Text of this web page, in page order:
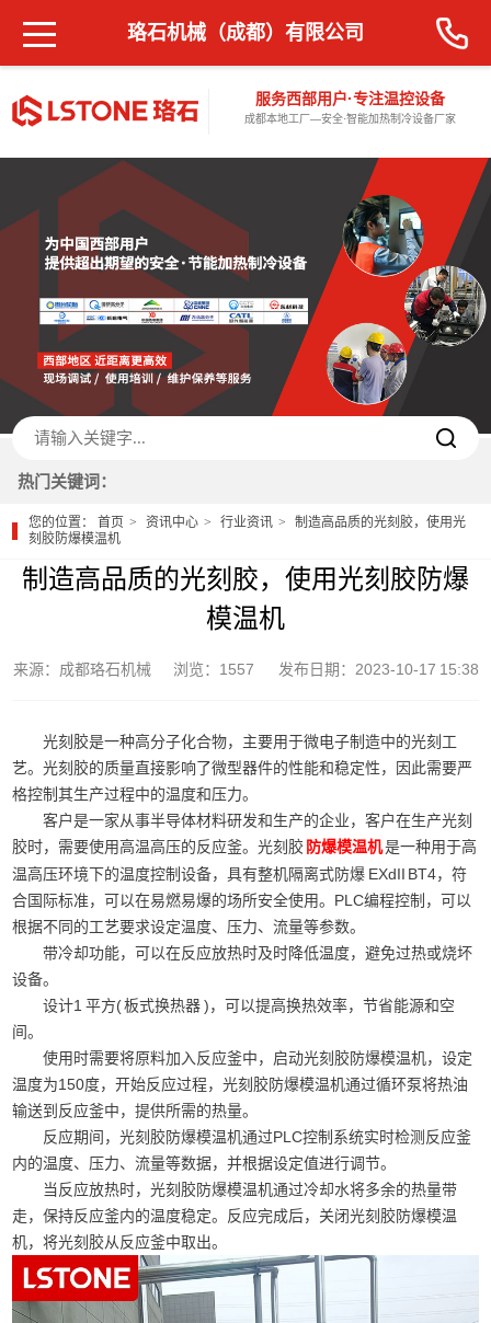
服务西部用户·专注温控设备
成都本地工厂—安全·智能加热制冷设备厂家
珞石机械（成都）有限公司
热门关键词：
您的位置：首页 资讯中心 行业资讯
制造高品质的光刻胶，使用光
刻胶防爆模温机
制造高品质的光刻胶，使用光刻胶防爆
模温机
来源：成都珞石机械 浏览：1557 发布日期：2023-10-17 15:38
光刻胶是一种高分子化合物，主要用于微电子制造中的光刻工
艺。光刻胶的质量直接影响了微型器件的性能和稳定性，因此需要严
格控制其生产过程中的温度和压力。
客户是一家从事半导体材料研发和生产的企业，客户在生产光刻
胶时，需要使用高温高压的反应釜。光刻胶 防爆模温机是一种用于高
温高压环境下的温度控制设备，具有整机隔离式防爆 EXdII BT4，符
合国际标准，可以在易燃易爆的场所安全使用。PLC编程控制，可以
根据不同的工艺要求设定温度、压力、流量等参数。
带冷却功能，可以在反应放热时及时降低温度，避免过热或烧坏
设备。
设计1 平方( 板式换热器 )，可以提高换热效率，节省能源和空
间。
使用时需要将原料加入反应釜中，启动光刻胶防爆模温机，设定
温度为150度，开始反应过程，光刻胶防爆模温机通过循环泵将热油
输送到反应釜中，提供所需的热量。
反应期间，光刻胶防爆模温机通过PLC控制系统实时检测反应釜
内的温度、压力、流量等数据，并根据设定值进行调节。
当反应放热时，光刻胶防爆模温机通过冷却水将多余的热量带
走，保持反应釜内的温度稳定。反应完成后，关闭光刻胶防爆模温
机，将光刻胶从反应釜中取出。